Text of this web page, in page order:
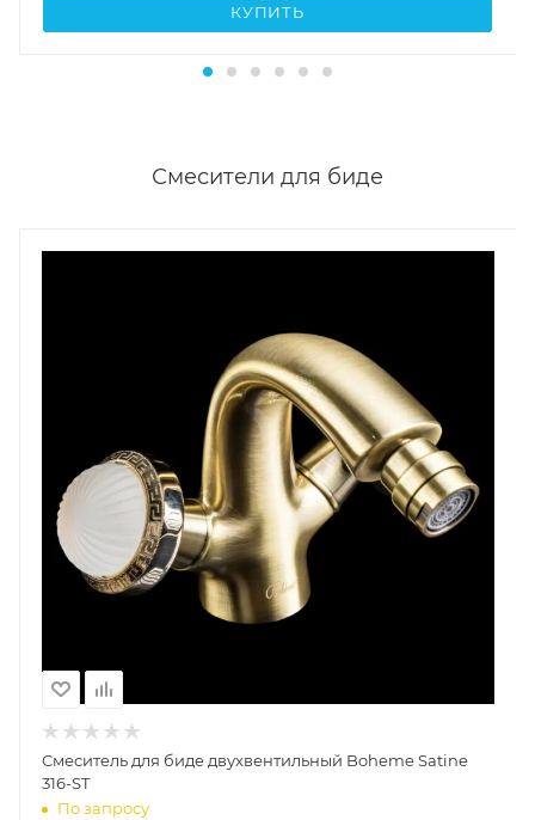
КУПИТЬ
Смесители для биде
Смеситель для биде двухвентильный Boheme Satine
316-ST
По запросу